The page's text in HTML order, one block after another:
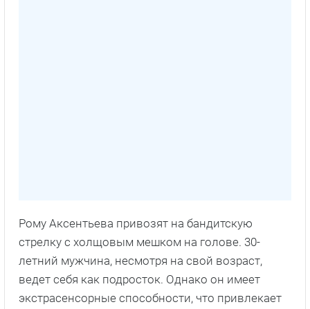
Рому Аксентьева привозят на бандитскую
стрелку с холщовым мешком на голове. 30-
летний мужчина, несмотря на свой возраст,
ведет себя как подросток. Однако он имеет
экстрасенсорные способности, что привлекает